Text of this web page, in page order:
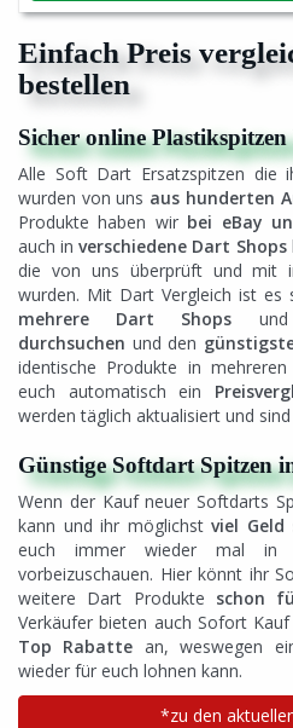
Einfach Preis
bestellen
Sicher online
Alle Soft Dart Ersatzspitzen die
wurden von uns aus hunderten
Produkte haben wir bei eBay
auch inverschiedene Dart Shops
die von uns überprüft und mit
wurden. Mit Dart Vergleich ist es
mehrere Dart Shops und
durchsuchen und den
identische Produkte in
euch automatisch ein
werden täglich aktualisiert und
Günstige Softdart Spitzen
Wenn der Kauf neuer Softdarts
kann und ihr möglichstviel Geld
euch immer wieder mal in
vorbeizuschauen. Hier könnt ihr
weitere Dart Produkte schon
Verkäufer bieten auch Sofort
Top Rabatte an, weswegen
wieder für euch lohnen kann.
*zu den